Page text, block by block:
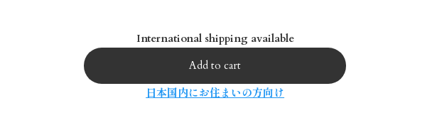
International shipping available
Add to cart
日本国内にお住まいの方向け